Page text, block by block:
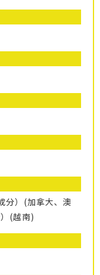
分）(加拿大、澳
(越南)